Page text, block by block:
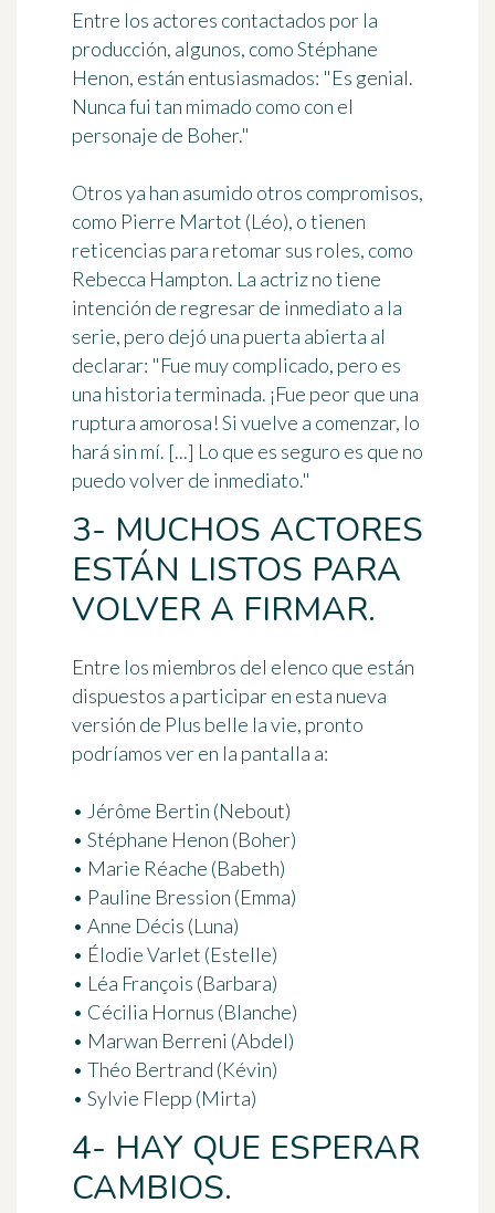
Entre los actores contactados por la
producción, algunos, como Stéphane
Henon, están entusiasmados: "Es genial.
Nunca fui tan mimado como con el
personaje de Boher."
Otros ya han asumido otros compromisos,
como Pierre Martot (Léo), o tienen
reticencias para retomar sus roles, como
Rebecca Hampton. La actriz no tiene
intención de regresar de inmediato a la
serie, pero dejó una puerta abierta al
declarar: "Fue muy complicado, pero es
una historia terminada. ¡Fue peor que una
ruptura amorosa! Si vuelve a comenzar, lo
hará sin mí. [...] Lo que es seguro es que no
puedo volver de inmediato."
3- MUCHOS ACTORES
ESTÁN LISTOS PARA
VOLVER A FIRMAR.
Entre los miembros del elenco que están
dispuestos a participar en esta nueva
versión de Plus belle la vie, pronto
podríamos ver en la pantalla a:
• Jérôme Bertin (Nebout)
• Stéphane Henon (Boher)
• Marie Réache (Babeth)
• Pauline Bression (Emma)
• Anne Décis (Luna)
• Élodie Varlet (Estelle)
• Léa François (Barbara)
• Cécilia Hornus (Blanche)
• Marwan Berreni (Abdel)
• Théo Bertrand (Kévin)
• Sylvie Flepp (Mirta)
4- HAY QUE ESPERAR
CAMBIOS.